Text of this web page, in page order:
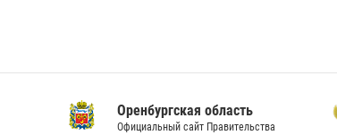
Оренбургская область
Официальный сайт Правительства